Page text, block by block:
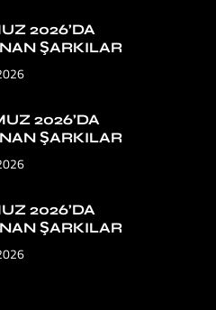
2026’DA
ŞARKILAR
2026’DA
ŞARKILAR
2026’DA
ŞARKILAR